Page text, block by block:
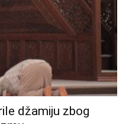
džamiju zbog